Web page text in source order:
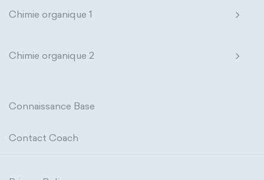
Chimie organique 1
Chimie organique 2
Connaissance Base
Contact Coach